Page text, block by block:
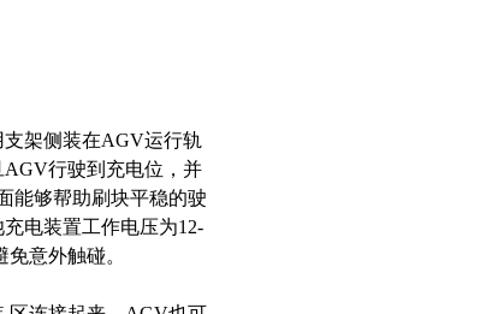
架侧装在AGV运行轨
行驶到充电位，并
能够帮助刷块平稳的驶
电装置工作电压为12-
意外触碰。